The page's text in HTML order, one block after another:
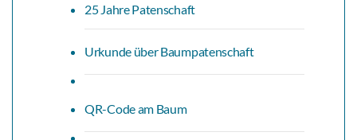
25 Jahre Patenschaft
Urkunde über Baumpatenschaft
QR-Code am Baum